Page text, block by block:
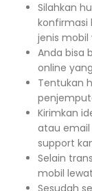
Silahkan
konfirmasi
jenis mobil
Anda bisa
online
Tentukan
Kirimkan
atau
support
Selain
mobil